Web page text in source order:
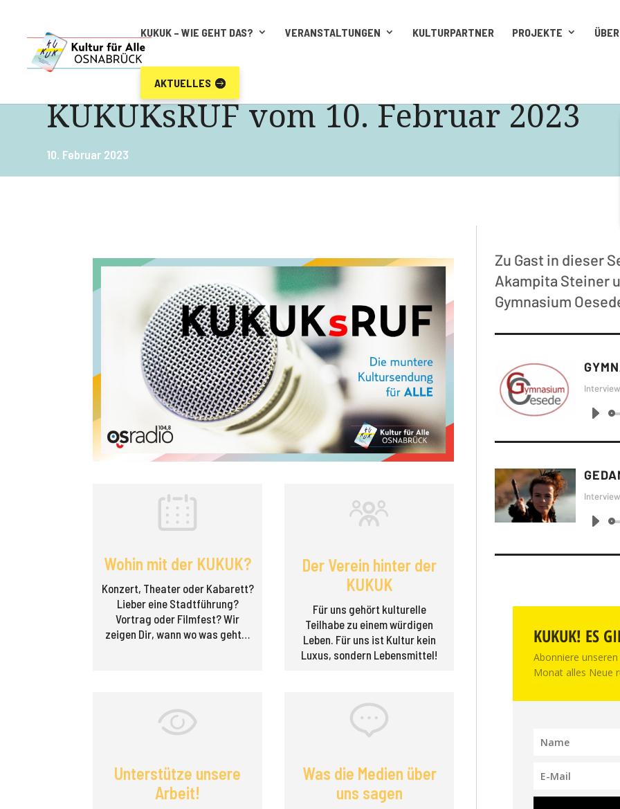
KUKUK – WIE GEHT DAS? VERANSTALTUNGEN KULTURPARTNER PROJEKTE
AKTUELLES
KUKUKsRUF vom 10. Februar 2023
10. Februar 2023
Wohin mit der KUKUK?
Konzert, Theater oder Kabarett?
Lieber eine Stadt­führung?
Vortrag oder Filmfest? Wir
zeigen Dir, wann wo was geht…
Der Verein hinter der
KUKUK
Für uns gehört kulturelle
Teilhabe zu einem würdigen
Leben. Für uns ist Kultur kein
Luxus, sondern Lebensmittel!
Unterstütze unsere
Arbeit!
Was die Medien über
uns sagen
Zu Gast in dieser
Akampita Steiner
Gymnasium
KUKUK! ES
Abonniere
Monat alles Neue